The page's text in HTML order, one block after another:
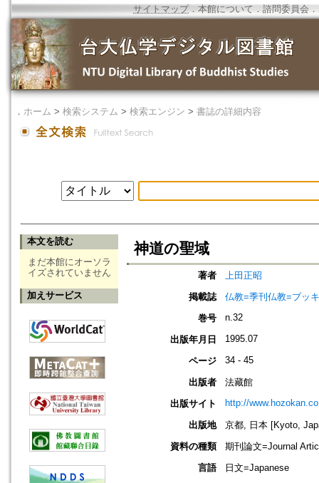
サイトマップ．本館について ． 諮問委員会 ．
． ホーム > 検索システム > 検索エンジン > 書誌の詳細内容
本文を読む
まだ本館にオーソラ
イズされていません
加えサービス
神道の聖域
著者
上田正昭
掲載誌
仏教=季刊仏教=ブッ
巻号
n.32
出版年月日 1995.07
ページ 34 - 45
出版者
法藏館
出版サイト
http://
出版地
京都, 日本 [Kyoto,
資料の種類
期刊論文=Journal
言語
日文=Japanese